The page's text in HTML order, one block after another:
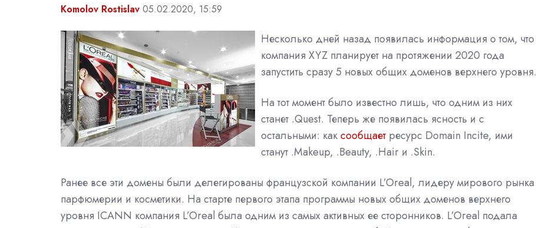
Komolov Rostislav 05.02.2020, 15:59
Несколько дней назад появилась информация о том, что
компания XYZ планирует на протяжении 2020 года
запустить сразу 5 новых общих доменов верхнего уровня.
На тот момент было известно лишь, что одним из них
станет .Quest. Теперь же появилась ясность и с
остальными: каксообщает ресурс Domain Incite, ими
станут .Makeup, .Beauty, .Hair и .Skin.
Ранее все эти домены были делегированы французской компании L’Oreal, лидеру мирового рынка
парфюмерии и косметики. На старте первого этапа программы новых общих доменов верхнего
уровня ICANN компания L’Oreal была одним из самых активных ее сторонников. L’Oreal подала